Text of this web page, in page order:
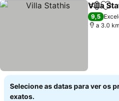
Partilhar
Villa
9,5
a 3.0
Selecione as datas para ver os
exatos.